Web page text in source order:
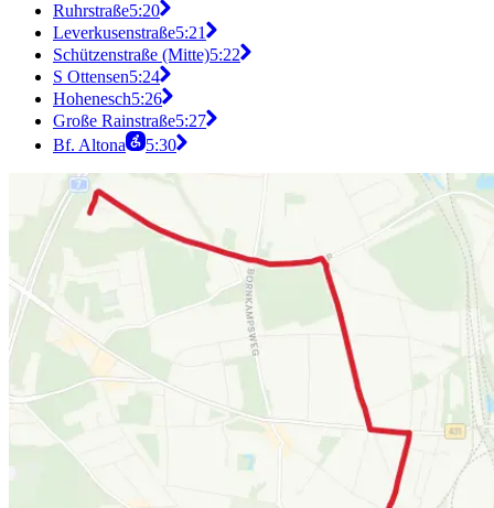
Ruhrstraße5:20
Leverkusenstraße5:21
Schützenstraße (Mitte)5:22
S Ottensen5:24
Hohenesch5:26
Große Rainstraße5:27
Bf. Altona
5:30